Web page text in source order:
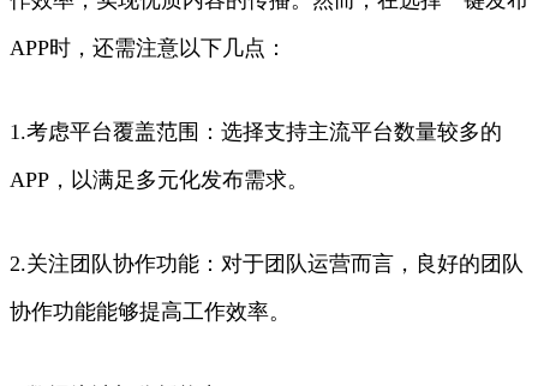
APP时，还需注意以下几点：
1.考虑平台覆盖范围：选择支持主流平台数量较多的
APP，以满足多元化发布需求。
2.关注团队协作功能：对于团队运营而言，良好的团队
协作功能能够提高工作效率。